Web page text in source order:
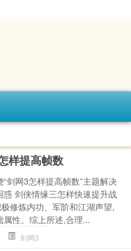
样提高帧数
“剑网3怎样提高帧数”主题解决
惑 剑侠情缘三怎样快速提升战
修炼内功、军阶和江湖声望,
属性。综上所述,合理...
剑网3